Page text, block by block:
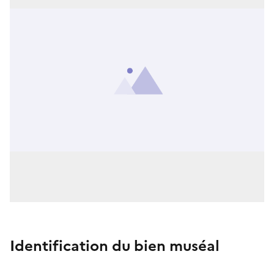
Identification du bien muséal